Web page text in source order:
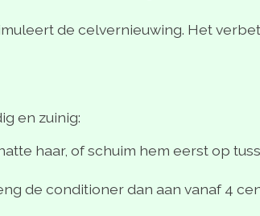
de celvernieuwing. Het
en zuinig:
haar, of schuim hem eerst op
de conditioner dan aan vanaf 4